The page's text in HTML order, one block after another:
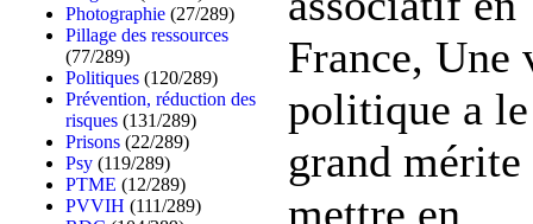
Photographie (27/289)
Pillage des ressources
(77/289)
Politiques (120/289)
Prévention, réduction des
risques (131/289)
Prisons (22/289)
Psy (119/289)
PTME (12/289)
PVVIH (111/289)
France, Une
politique a le
grand mérite
mettre en